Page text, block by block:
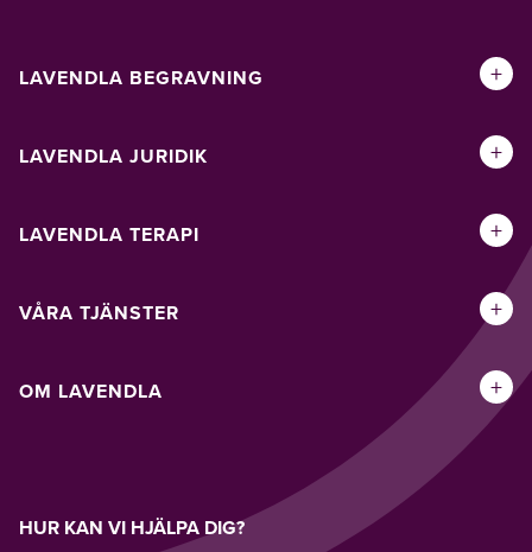
LAVENDLA BEGRAVNING +
LAVENDLA JURIDIK +
LAVENDLA TERAPI +
VÅRA TJÄNSTER +
OM LAVENDLA +
HUR KAN VI HJÄLPA DIG?